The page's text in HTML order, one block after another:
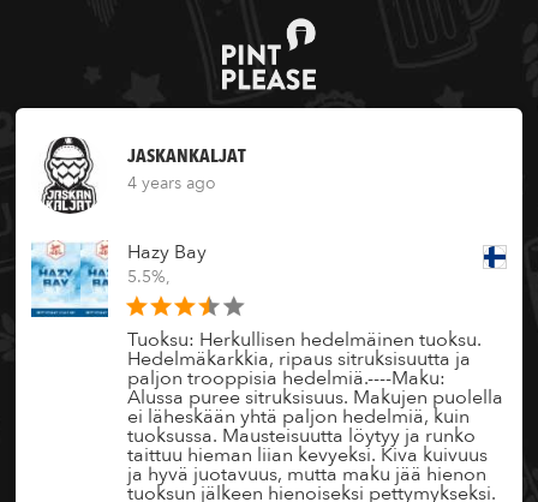
JASKANKALJAT
4 years ago
Hazy Bay
5.5%,
Tuoksu: Herkullisen hedelmäinen tuoksu.
Hedelmäkarkkia, ripaus sitruksisuutta ja
paljon trooppisia hedelmiä.----Maku:
Alussa puree sitruksisuus. Makujen puolella
ei läheskään yhtä paljon hedelmiä, kuin
tuoksussa. Mausteisuutta löytyy ja runko
taittuu hieman liian kevyeksi. Kiva kuivuus
ja hyvä juotavuus, mutta maku jää hienon
tuoksun jälkeen hienoiseksi pettymykseksi.